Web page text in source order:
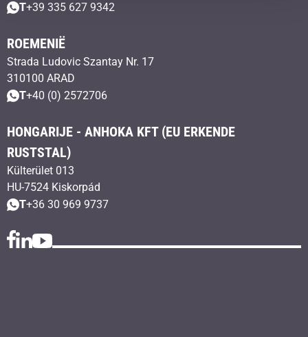
T+39 335 627 9342
ROEMENIË
Strada Ludovic Szantay Nr. 17
310100 ARAD
T+40 (0) 2572706
HONGARIJE - ANHOKA KFT (EU ERKENDE
RUSTSTAL)
Külterület 013
HU-7524 Kiskorpád
T+36 30 969 9737